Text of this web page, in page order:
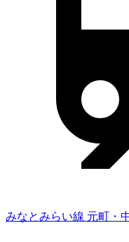
みなとみらい線 元町・